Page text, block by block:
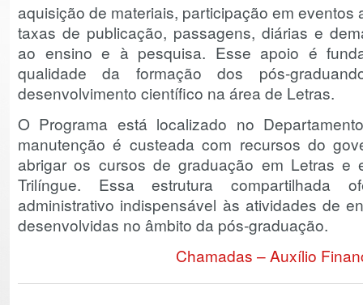
aquisição de materiais, participação em eventos
taxas de publicação, passagens, diárias e
ao ensino e à pesquisa. Esse apoio é
qualidade da formação dos pós-
desenvolvimento científico na área de Letras.
O Programa está localizado no
manutenção é custeada com recursos do
abrigar os cursos de graduação em Letras e
Trilíngue. Essa estrutura compartilhada
administrativo indispensável às atividades de
desenvolvidas no âmbito da pós-graduação.
Chamadas – Auxílio